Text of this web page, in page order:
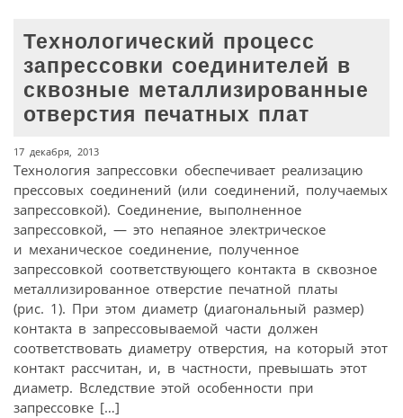
Технологический процесс
запрессовки соединителей в
сквозные металлизированные
отверстия печатных плат
17 декабря, 2013
Технология запрессовки обеспечивает реализацию
прессовых соединений (или соединений, получаемых
запрессовкой). Соединение, выполненное
запрессовкой, — это непаяное электрическое
и механическое соединение, полученное
запрессовкой соответствующего контакта в сквозное
металлизированное отверстие печатной платы
(рис. 1). При этом диаметр (диагональный размер)
контакта в запрессовываемой части должен
соответствовать диаметру отверстия, на который этот
контакт рассчитан, и, в частности, превышать этот
диаметр. Вследствие этой особенности при
запрессовке […]